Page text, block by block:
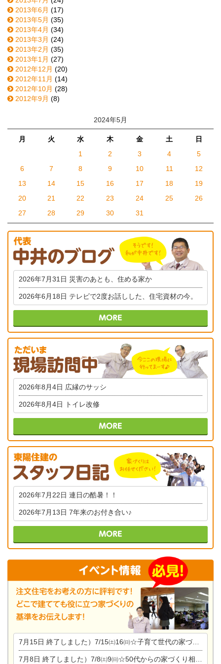
2013年6月 (17)
2013年5月 (35)
2013年4月 (34)
2013年3月 (24)
2013年2月 (35)
2013年1月 (27)
2012年12月 (20)
2012年11月 (14)
2012年10月 (28)
2012年9月 (8)
2024年5月
月 火 水 木 金 土
日
1
2 3 4
5
6
7 8 9 10 11
12
13
14 15 16 17 18
19
20
21 22 23 24 25
26
27
28 29 30 31
2026年7月31日 災害のあとも、住める家か
2026年6月18日 テレビで2度お話しした、住宅資材の今。
2026年8月4日 広縁のサッシ
2026年8月4日 トイレ改修
2026年7月22日 連日の酷暑！！
2026年7月13日 7年来のお付き合い♪
7月15日 終了しました）7/15㈯16㈰☆子育て世代の家づくり相談会
7月8日 終了しました）7/8㈯9㈰☆50代からの家づくり相談会